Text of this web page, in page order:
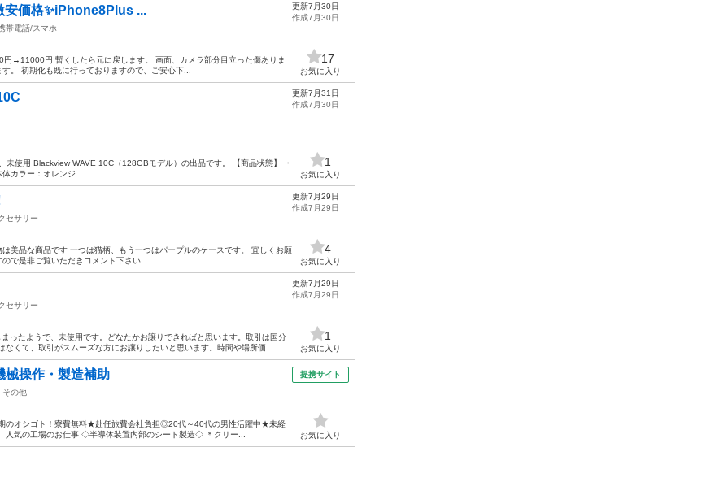
安価格✨iPhone8Plus ...
帯電話/スマホ
円→11000円 暫くしたら元に戻します。 画面、カメラ部分目立った傷ありま
。 初期化も既に行っておりますので、ご安心下...
更新7月30日
作成7月30日
17
お気に入り
使用 Blackview WAVE 10C（128GBモデル）の出品です。 【商品状態】 ・
カラー：オレンジ ...
更新7月31日
作成7月30日
1
お気に入り
セサリー
美品な商品です 一つは猫柄、もう一つはパープルのケースです。 宜しくお願
で是非ご覧いただきコメント下さい
更新7月29日
作成7月29日
4
お気に入り
セサリー
ったようで、未使用です。どなたかお譲りできればと思います。取引は国分
くて、取引がスムーズな方にお譲りしたいと思います。時間や場所価...
更新7月29日
作成7月29日
1
お気に入り
操作・製造補助
その他
のオシゴト！寮費無料★赴任旅費会社負担◎20代～40代の男性活躍中★未経
人気の工場のお仕事 ◇半導体装置内部のシート製造◇ ＊クリー...
提携サイト
お気に入り